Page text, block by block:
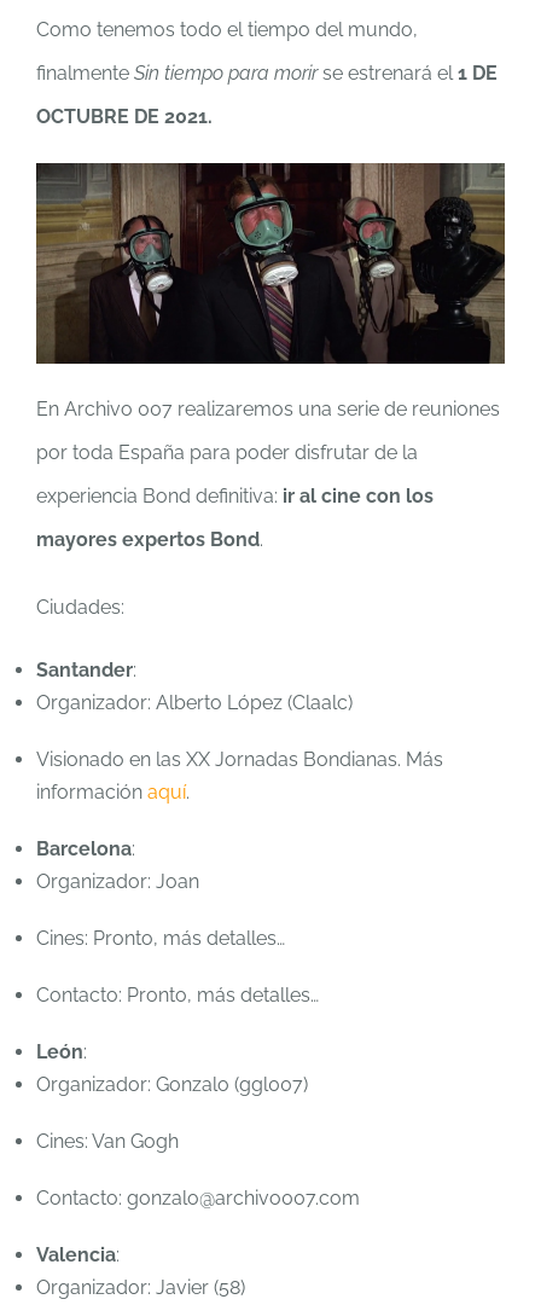
Como tenemos todo el tiempo del mundo,
finalmente Sin tiempo para morirse estrenará el1 DE
OCTUBRE DE 2021.
En Archivo 007 realizaremos una serie de reuniones
por toda España para poder disfrutar de la
experiencia Bond definitiva: ir al cine con los
mayores expertos Bond.
Ciudades:
Santander:
Organizador: Alberto López (Claalc)
Visionado en las XX Jornadas Bondianas. Más
información aquí.
Barcelona:
Organizador: Joan
Cines: Pronto, más detalles…
Contacto: Pronto, más detalles…
León:
Organizador: Gonzalo (ggl007)
Cines: Van Gogh
Contacto: gonzalo@archivo007.com
Valencia:
Organizador: Javier (58)